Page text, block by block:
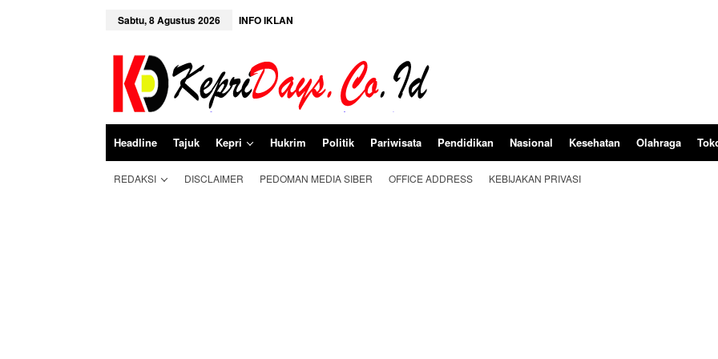
Sabtu, 8 Agustus 2026 INFO IKLAN
Headline Tajuk Kepri Hukrim Politik Pariwisata Pendidikan Nasional Kesehatan Olahraga
REDAKSI DISCLAIMER PEDOMAN MEDIA SIBER OFFICE ADDRESS KEBIJAKAN PRIVASI